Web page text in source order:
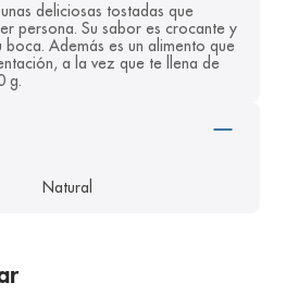
deliciosas tostadas que
persona. Su sabor es crocante y
Además es un alimento que
a la vez que te llena de
g.
Natural